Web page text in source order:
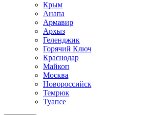
Крым
Анапа
Армавир
Архыз
Геленджик
Горячий Ключ
Краснодар
Майкоп
Москва
Новороссийск
Темрюк
Туапсе